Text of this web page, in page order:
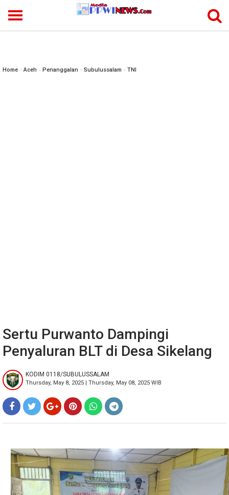
Home »Aceh » Penanggalan » Subulussalam » TNI
Sertu Purwanto Dampingi
Penyaluran BLT di Desa Sikelang
KODIM 0118/SUBULUSSALAM
Thursday, May 8, 2025 | Thursday, May 08, 2025 WIB